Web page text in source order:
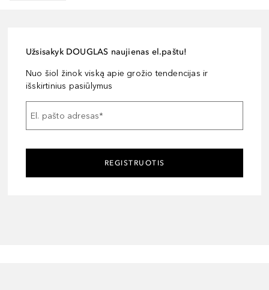
Užsisakyk DOUGLAS naujienas el.paštu!
Nuo šiol žinok viską apie grožio tendencijas ir
išskirtinius pasiūlymus
El. pašto adresas*
REGISTRUOTIS